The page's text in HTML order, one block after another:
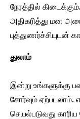
நேரத்தில்
அதிகரித்து மன
புத்துணர்ச்சியுடன்
துலாம்
இன்று உங்களுக்கு
சோர்வும் ஏற்படலாம்.
செயல்படுவது